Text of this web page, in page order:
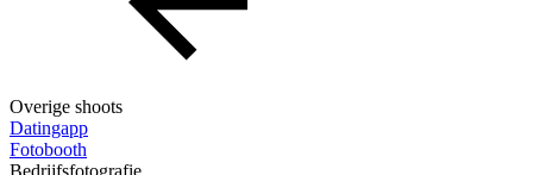
Overige shoots
Datingapp
Fotobooth
Bedrijfsfotografie